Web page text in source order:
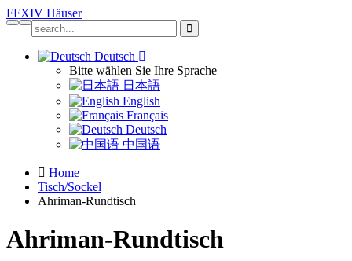
FFXIV Häuser
Deutsch
Bitte wählen Sie Ihre Sprache
日本語
English
Français
Deutsch
中国语
Home
Tisch/Sockel
Ahriman-Rundtisch
Ahriman-Rundtisch